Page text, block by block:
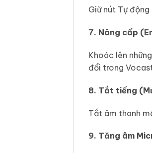
Giữ nút Tự
7. Nâng cấp
Khoác lên
đổi trong
8. Tắt tiếng
Tắt âm thanh
9. Tăng âm